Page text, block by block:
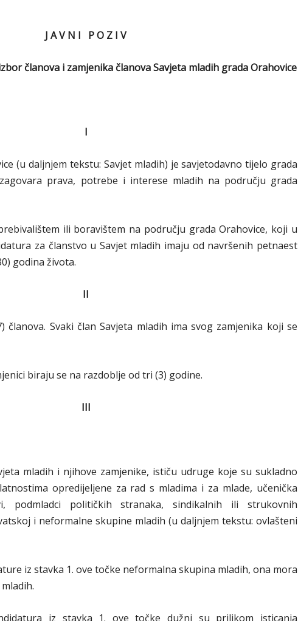
J A V N I P O Z I V
članova i zamjenika članova Savjeta mladih grada Orahovice
I
(u daljnjem tekstu: Savjet mladih) je savjetodavno tijelo grada
prava, potrebe i interese mladih na području grada
ili boravištem na području grada Orahovice, koji u
za članstvo u Savjet mladih imaju od navršenih petnaest
godina života.
II
članova. Svaki član Savjeta mladih ima svog zamjenika koji se
biraju se na razdoblje od tri (3) godine.
III
mladih i njihove zamjenike, ističu udruge koje su sukladno
opredijeljene za rad s mladima i za mlade, učenička
podmladci političkih stranaka, sindikalnih ili strukovnih
i neformalne skupine mladih (u daljnjem tekstu: ovlašteni
iz stavka 1. ove točke neformalna skupina mladih, ona mora
iz stavka 1. ove točke dužni su prilikom isticanja